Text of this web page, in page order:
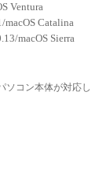
Ventura
macOS Catalina
macOS Sierra
ソコン本体が対応し